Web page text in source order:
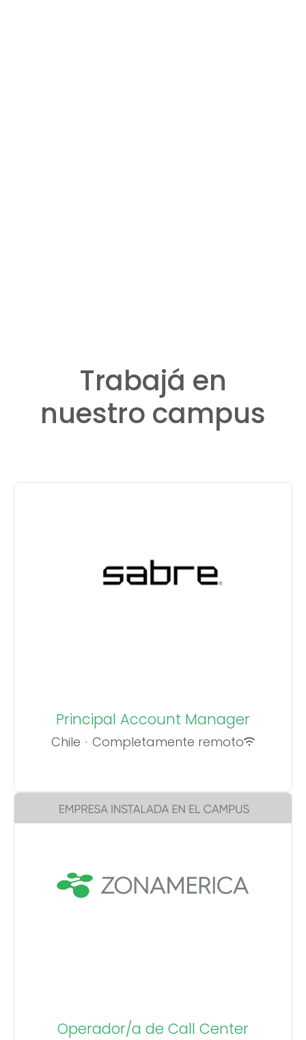
Trabajá en
nuestro campus
Principal Account Manager
Chile · Completamente remoto
Operador/a de Call Center